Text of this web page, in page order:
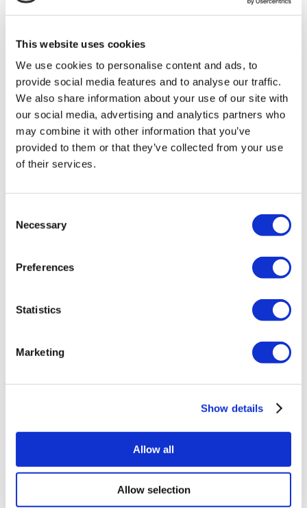
This website uses cookies
We use cookies to personalise content and ads, to
provide social media features and to analyse our traffic.
We also share information about your use of our site with
our social media, advertising and analytics partners who
may combine it with other information that you’ve
provided to them or that they’ve collected from your use
of their services.
Selection
Necessary
Preferences
Statistics
Marketing
Show details
Allow all
Allow selection
12276).
Todos los tratamientos son realizados por una institución de
salud certificada en turismo de salud.
A Cerca de Nosotros
¿Cómo funciona?
Guía Preoperatoria
Autores & revisores
Flymedi Programa de Referidos
Planes De Pago
PQRS
Políticas de Privacidad
Términos y Condiciones
Agregue Su Clínica
Spain Clínicas
Thailand Clínicas